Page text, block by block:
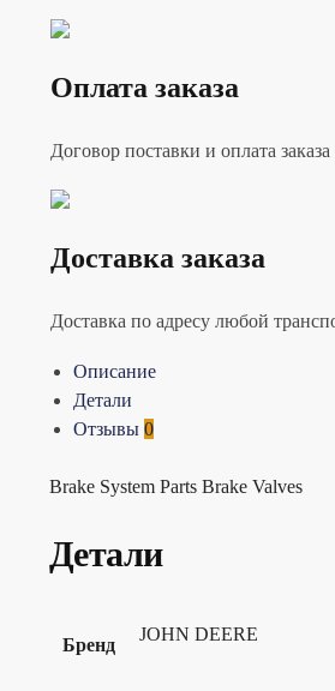
Оплата заказа
Договор поставки и оплата заказа
Доставка заказа
Доставка по адресу любой
Описание
Детали
Отзывы 0
Brake System Parts Brake Valves
Детали
Бренд
JOHN DEERE